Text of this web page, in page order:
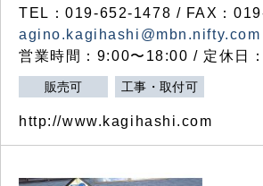
TEL：019-652-1478 / FAX：
agino.kagihashi@mbn.nifty.com
営業時間：9:00〜18:00 / 定休日
販売可 工事・取付可
http://www.kagihashi.com